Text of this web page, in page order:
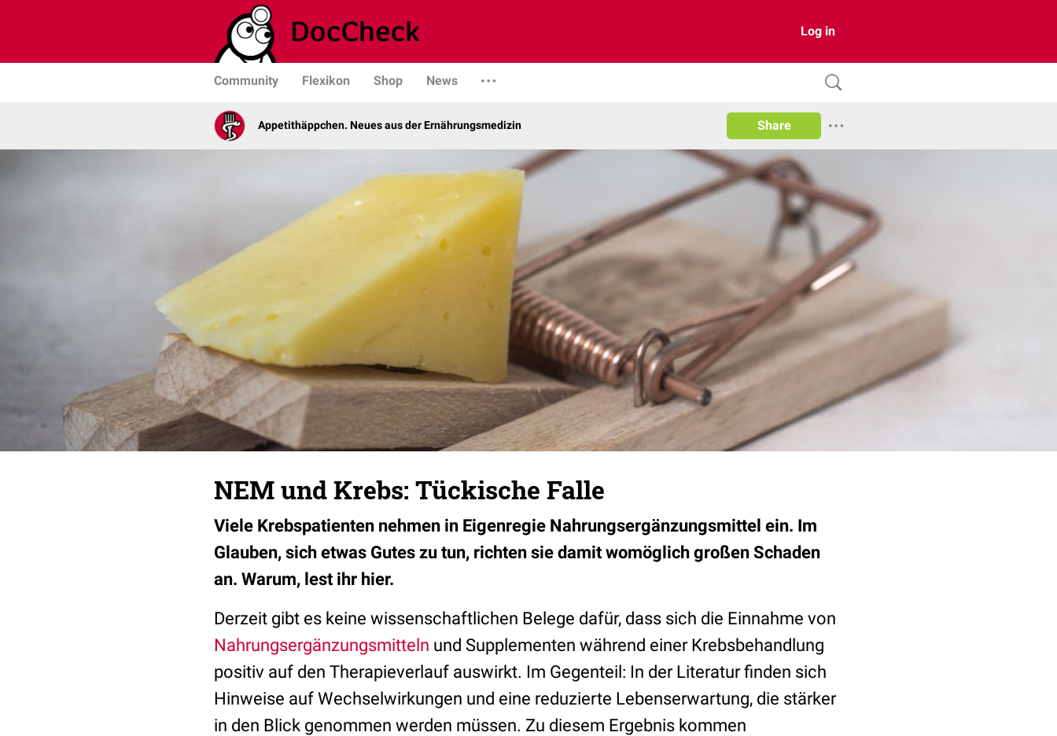
Log in
Community Flexikon Shop News
Appetithäppchen. Neues aus der Ernährungsmedizin Share
NEM und Krebs: Tückische Falle
Viele Krebspatienten nehmen in Eigenregie Nahrungsergänzungsmittel ein. Im
Glauben, sich etwas Gutes zu tun, richten sie damit womöglich großen Schaden
an. Warum, lest ihr hier.
Derzeit gibt es keine wissenschaftlichen Belege dafür, dass sich die Einnahme von
Nahrungsergänzungsmitteln und Supplementen während einer Krebsbehandlung
positiv auf den Therapieverlauf auswirkt. Im Gegenteil: In der Literatur finden sich
Hinweise auf Wechselwirkungen und eine reduzierte Lebenserwartung, die stärker
in den Blick genommen werden müssen. Zu diesem Ergebnis kommen